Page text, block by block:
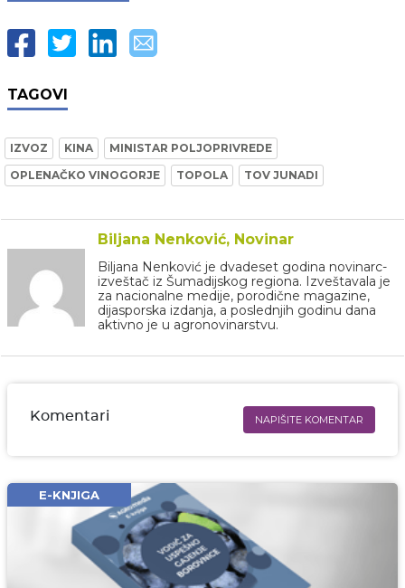
TAGOVI
IZVOZ KINA
MINISTAR POLJOPRIVREDE
OPLENAČKO VINOGORJE
TOPOLA TOV JUNADI
Biljana Nenković, Novinar
Biljana Nenković je dvadeset godina novinarc-
izveštač iz Šumadijskog regiona. Izveštavala je
za nacionalne medije, porodične magazine,
dijasporska izdanja, a poslednjih godinu dana
aktivno je u agronovinarstvu.
Komentari NAPIŠITE KOMENTAR
Email* obavezno
Komentar* obavezno
E-KNJIGA